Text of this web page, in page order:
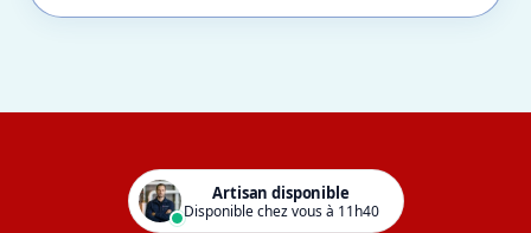
Artisan disponible
Disponible chez vous à 11h40